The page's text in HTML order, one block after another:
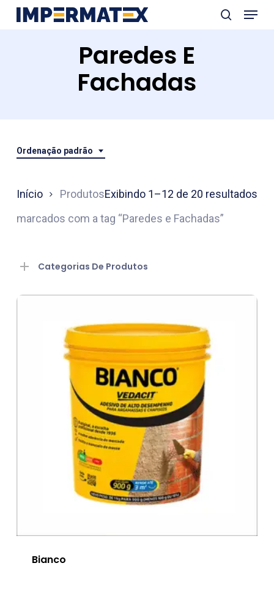
Skip
Menu
Paredes E
Fachadas
Ordenação padrão
Exibindo 1–12 de 20 resultados
Início
Produtos
marcados com a tag “Paredes e Fachadas”
Categorias De Produtos
Bianco